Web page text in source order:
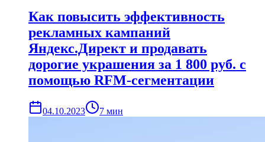
Как повысить эффективность
рекламных кампаний
Яндекс.Директ и продавать
дорогие украшения за 1 800 руб. с
помощью RFM-сегментации
04.10.2023 7 мин